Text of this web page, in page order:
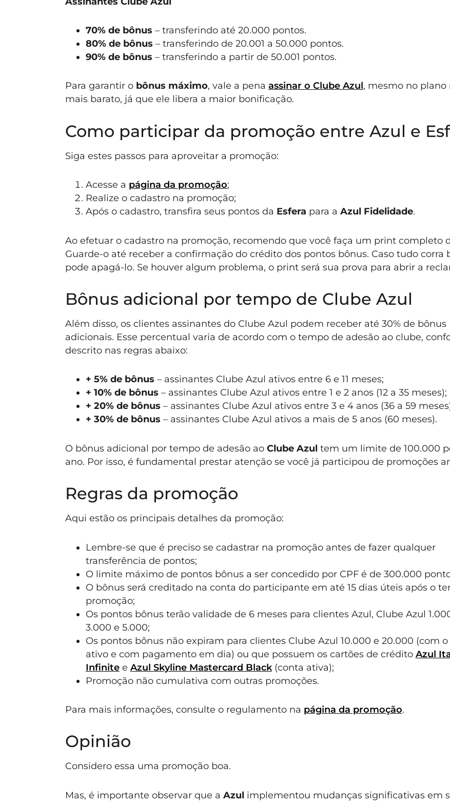
70% de bônus – transferindo até 20.000 pontos.
80% de bônus – transferindo de 20.001 a 50.000 pontos.
90% de bônus – transferindo a partir de 50.001 pontos.
Para garantir o bônus máximo, vale a pena assinar o Clube Azul, mesmo no plano
mais barato, já que ele libera a maior bonificação.
Como participar da promoção entre Azul e
Siga estes passos para aproveitar a promoção:
Acesse a página da promoção;
Realize o cadastro na promoção;
Após o cadastro, transfira seus pontos da Esfera para a Azul Fidelidade.
Ao efetuar o cadastro na promoção, recomendo que você faça um print completo
Guarde-o até receber a confirmação do crédito dos pontos bônus. Caso tudo corra
pode apagá-lo. Se houver algum problema, o print será sua prova para abrir a
Bônus adicional por tempo de Clube Azul
Além disso, os clientes assinantes do Clube Azul podem receber até 30% de bônus
adicionais. Esse percentual varia de acordo com o tempo de adesão ao clube,
descrito nas regras abaixo:
+ 5% de bônus – assinantes Clube Azul ativos entre 6 e 11 meses;
+ 10% de bônus – assinantes Clube Azul ativos entre 1 e 2 anos (12 a 35 meses);
+ 20% de bônus – assinantes Clube Azul ativos entre 3 e 4 anos (36 a 59
+ 30% de bônus – assinantes Clube Azul ativos a mais de 5 anos (60 meses).
O bônus adicional por tempo de adesão ao Clube Azultem um limite de 100.000
ano. Por isso, é fundamental prestar atenção se você já participou de promoções
Regras da promoção
Aqui estão os principais detalhes da promoção:
Lembre-se que é preciso se cadastrar na promoção antes de fazer qualquer
transferência de pontos;
O limite máximo de pontos bônus a ser concedido por CPF é de 300.000
O bônus será creditado na conta do participante em até 15 dias úteis após o
promoção;
Os pontos bônus terão validade de 6 meses para clientes Azul, Clube Azul
3.000 e 5.000;
Os pontos bônus não expiram para clientes Clube Azul 10.000 e 20.000 (com
ativo e com pagamento em dia) ou que possuem os cartões de crédito Azul
Infinitee Azul Skyline Mastercard Black(conta ativa);
Promoção não cumulativa com outras promoções.
Para mais informações, consulte o regulamento na página da promoção.
Opinião
Considero essa uma promoção boa.
Mas, é importante observar que a Azulimplementou mudanças significativas em